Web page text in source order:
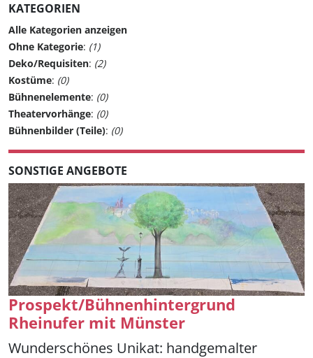
KATEGORIEN
Alle Kategorien anzeigen
Ohne Kategorie: (1)
Deko/Requisiten: (2)
Kostüme: (0)
Bühnenelemente: (0)
Theatervorhänge: (0)
Bühnenbilder (Teile): (0)
SONSTIGE ANGEBOTE
Prospekt/Bühnenhintergrund
Rheinufer mit Münster
Wunderschönes Unikat: handgemalter